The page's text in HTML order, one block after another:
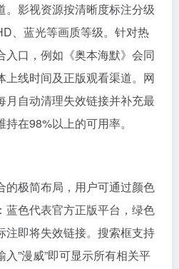
。影视资源按清晰度标注分级
、蓝光等画质等级。针对热
入口，例如《奥本海默》会同
上线时间及正版观看渠道。网
月自动清理失效链接并补充最
在98%以上的可用率。
的极简布局，用户可通过颜色
蓝色代表官方正版平台，绿色
注即将失效链接。搜索框支持
”漫威”即可显示所有相关平